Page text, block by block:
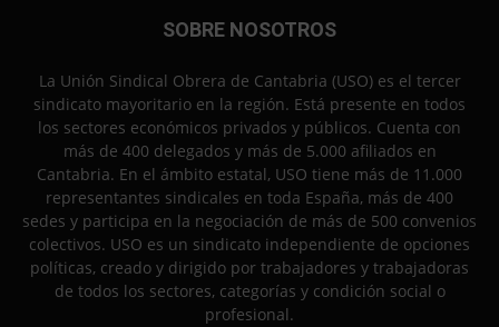
SOBRE NOSOTROS
La Unión Sindical Obrera de Cantabria (USO) es el tercer
sindicato mayoritario en la región. Está presente en todos
los sectores económicos privados y públicos. Cuenta con
más de 400 delegados y más de 5.000 afiliados en
Cantabria. En el ámbito estatal, USO tiene más de 11.000
representantes sindicales en toda España, más de 400
sedes y participa en la negociación de más de 500 convenios
colectivos. USO es un sindicato independiente de opciones
políticas, creado y dirigido por trabajadores y trabajadoras
de todos los sectores, categorías y condición social o
profesional.